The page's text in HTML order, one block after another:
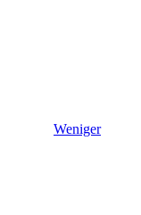
Weniger